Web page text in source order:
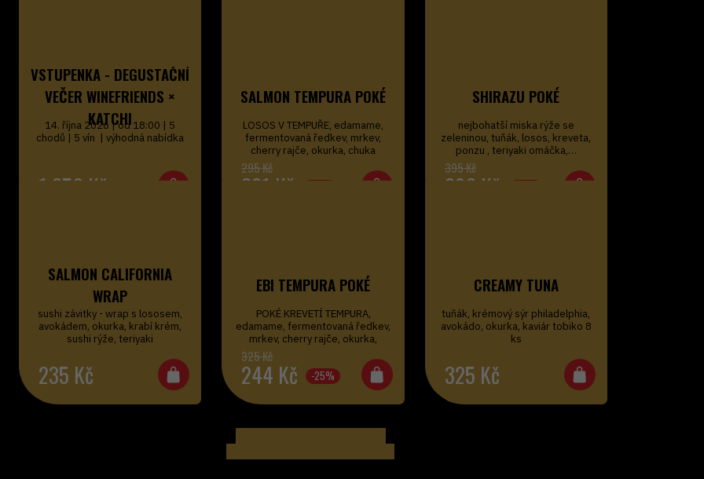
VSTUPENKA - DEGUSTAČNÍ
VEČER WINEFRIENDS ×
KATCHI
14. října 2026 | od 18:00 | 5
chodů | 5 vín | výhodná nabídka
1 250 Kč
SALMON TEMPURA POKÉ
LOSOS V TEMPUŘE, edamame,
fermentovaná ředkev, mrkev,
cherry rajče, okurka, chuka
221 Kč
SHIRAZU POKÉ
nejbohatší miska rýže se
zeleninou, tuňák, losos, kreveta,
ponzu , teriyaki omáčka,…
296 Kč
SALMON CALIFORNIA
WRAP
sushi závitky - wrap s lososem,
avokádem, okurka, krabí krém,
sushi rýže, teriyaki
235 Kč
EBI TEMPURA POKÉ
POKÉ KREVETÍ TEMPURA,
edamame, fermentovaná ředkev,
mrkev, cherry rajče, okurka,
244 Kč -25%
CREAMY TUNA
tuňák, krémový sýr philadelphia,
avokádo, okurka, kaviár tobiko 8
ks
325 Kč